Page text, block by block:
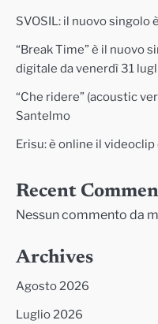
SVOSIL: il nuovo singolo
“Break Time” è il nuovo
digitale da venerdì 31
“Che ridere” (acoustic
Santelmo
Erisu: è online il
Recent
Nessun commento da
Archives
Agosto 2026
Luglio 2026